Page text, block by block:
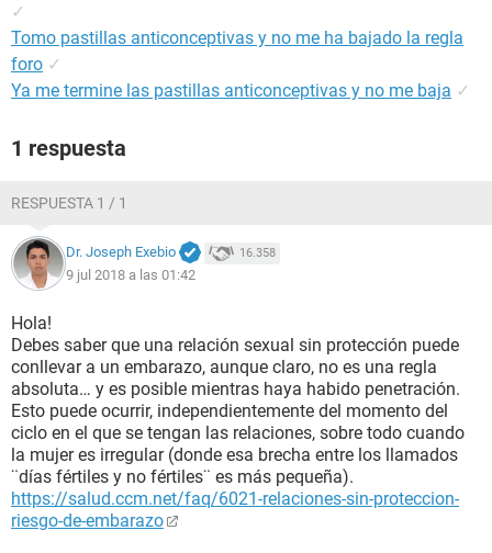
✓
Tomo pastillas anticonceptivas y no me ha bajado la regla
foro ✓
Ya me termine las pastillas anticonceptivas y no me baja ✓
1 respuesta
RESPUESTA 1 / 1
Dr. Joseph Exebio 16.358
9 jul 2018 a las 01:42
Hola!
Debes saber que una relación sexual sin protección puede
conllevar a un embarazo, aunque claro, no es una regla
absoluta… y es posible mientras haya habido penetración.
Esto puede ocurrir, independientemente del momento del
ciclo en el que se tengan las relaciones, sobre todo cuando
la mujer es irregular (donde esa brecha entre los llamados
¨días fértiles y no fértiles¨ es más pequeña).
https://salud.ccm.net/faq/6021-relaciones-sin-proteccion-
riesgo-de-embarazo